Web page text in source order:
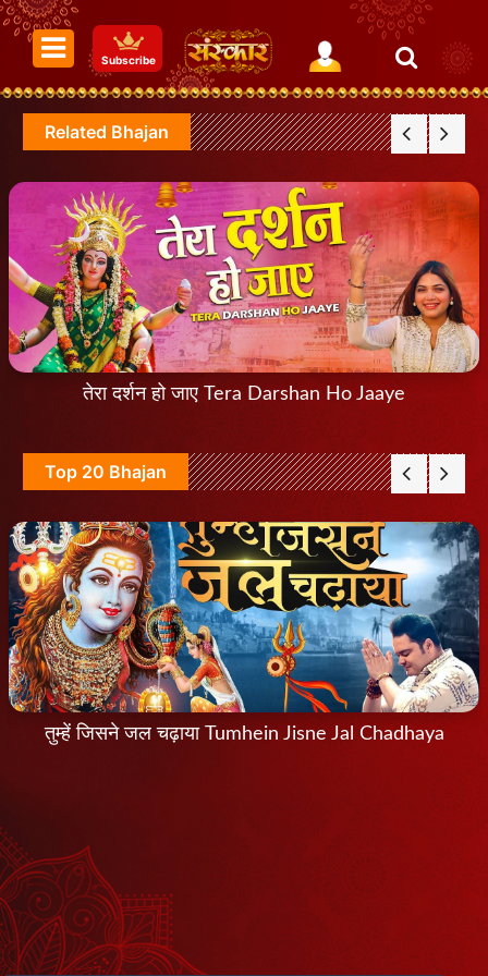
Subscribe
Related Bhajan
तेरा दर्शन हो जाए Tera Darshan Ho Jaaye
Top 20 Bhajan
तुम्हें जिसने जल चढ़ाया Tumhein Jisne Jal Chadhaya